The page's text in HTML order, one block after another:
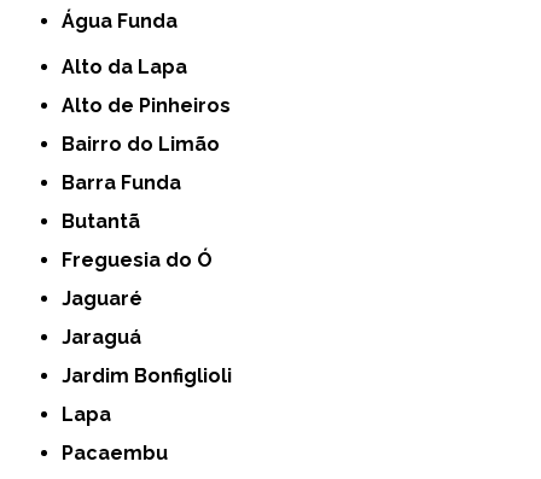
Água Funda
Alto da Lapa
Alto de Pinheiros
Bairro do Limão
Barra Funda
Butantã
Freguesia do Ó
Jaguaré
Jaraguá
Jardim Bonfiglioli
Lapa
Pacaembu